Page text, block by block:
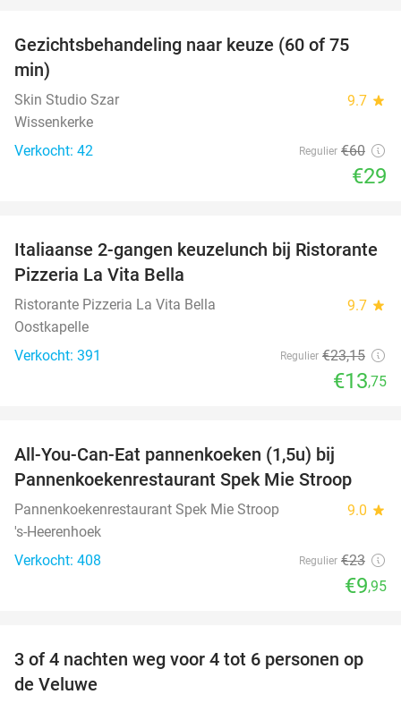
52%
Gezichtsbehandeling naar keuze (60 of 75
min)
Skin Studio Szar 9.7 star
Wissenkerke
Verkocht: 42
Regulier €60
€29
41%
Italiaanse 2-gangen keuzelunch bij Ristorante
Pizzeria La Vita Bella
Ristorante Pizzeria La Vita Bella 9.7 star
Oostkapelle
Verkocht: 391
Regulier €23,15
€13,75
All-You-Can-Eat pannenkoeken (1,5u) bij
Pannenkoekenrestaurant Spek Mie Stroop
Pannenkoekenrestaurant Spek Mie Stroop 9.0 star
's-Heerenhoek
Verkocht: 408
Regulier €23
€9,95
3 of 4 nachten weg voor 4 tot 6 personen op
de Veluwe